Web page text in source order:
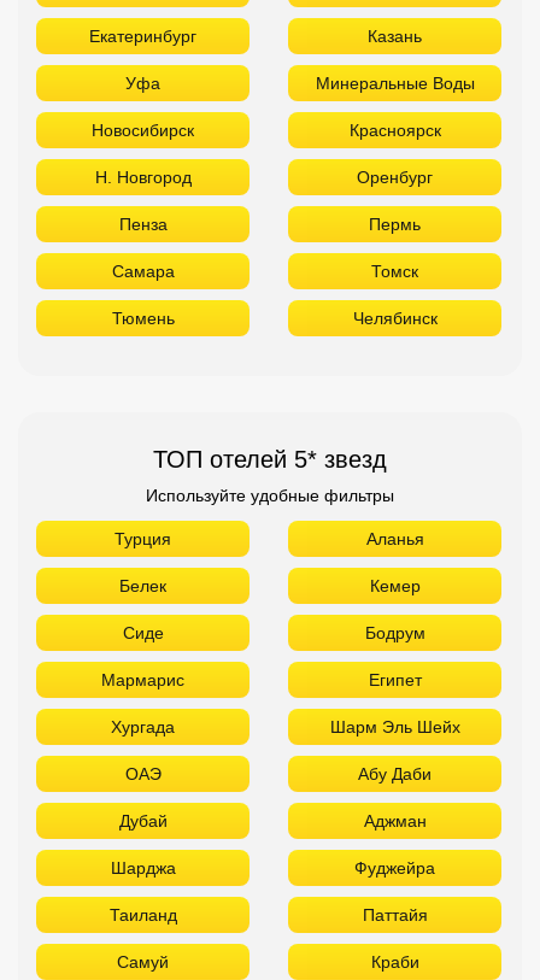
Екатеринбург Казань
Уфа Минеральные Воды
Новосибирск Красноярск
Н. Новгород Оренбург
Пенза Пермь
Самара Томск
Тюмень Челябинск
ТОП отелей 5* звезд
Используйте удобные фильтры
Турция Аланья
Белек Кемер
Сиде Бодрум
Мармарис Египет
Хургада Шарм Эль Шейх
ОАЭ Абу Даби
Дубай Аджман
Шарджа Фуджейра
Таиланд Паттайя
Самуй Краби